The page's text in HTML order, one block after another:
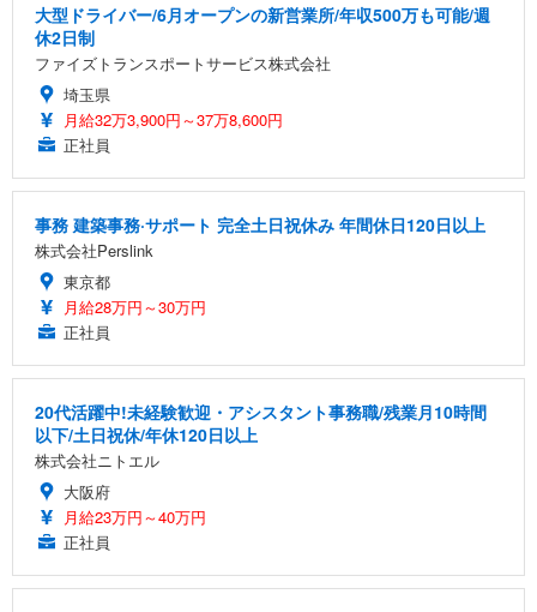
大型ドライバー/6月オープンの新営業所/年収500万も可能/週
休2日制
ファイズトランスポートサービス株式会社
埼玉県
月給32万3,900円～37万8,600円
正社員
事務 建築事務·サポート 完全土日祝休み 年間休日120日以上
株式会社Perslink
東京都
月給28万円～30万円
正社員
20代活躍中!未経験歓迎・アシスタント事務職/残業月10時間
以下/土日祝休/年休120日以上
株式会社ニトエル
大阪府
月給23万円～40万円
正社員